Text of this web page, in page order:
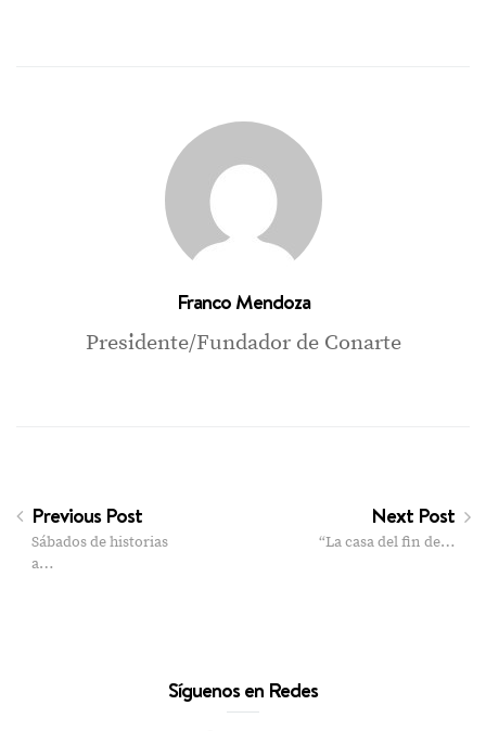
Franco Mendoza
Presidente/Fundador de Conarte
Previous Post
Sábados de historias
a…
Next Post
“La casa del fin de…
Síguenos en Redes